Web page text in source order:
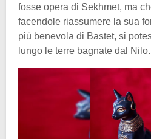
fosse opera di Sekhmet, ma
facendole riassumere la sua
più benevola di Bastet, si
lungo le terre bagnate dal Nilo.